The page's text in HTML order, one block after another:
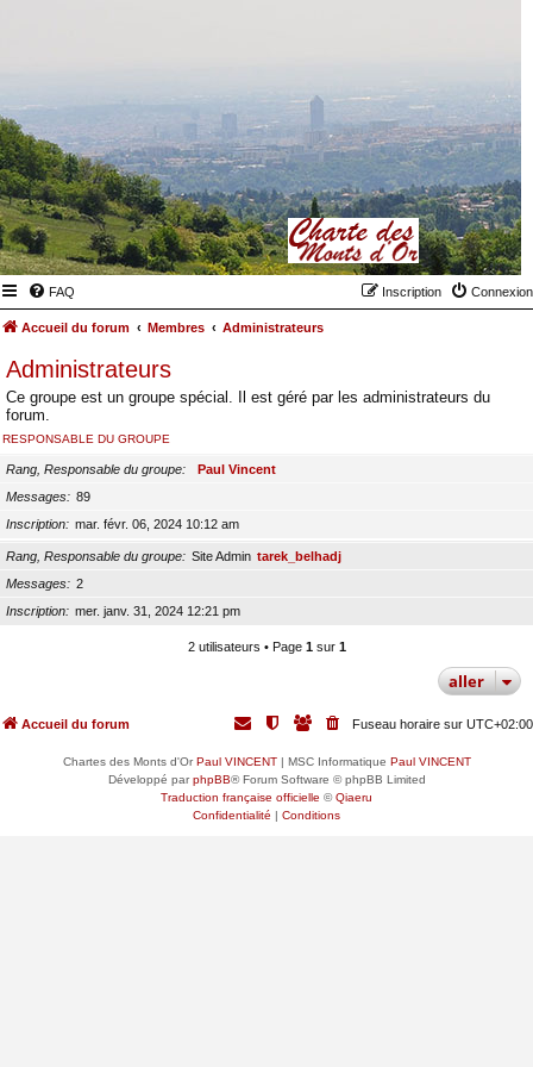
FAQ Connexion
Inscription
Accueil du forum Membres Administrateurs
Administrateurs
Ce groupe est un groupe spécial. Il est géré par les administrateurs du
forum.
RESPONSABLE DU GROUPE
Rang, Responsable du groupe
Paul Vincent
Messages
89
Inscription
mar. févr. 06, 2024 10:12 am
Rang, Responsable du groupe Site Admin tarek_belhadj
Messages
2
Inscription
mer. janv. 31, 2024 12:21 pm
2 utilisateurs • Page 1sur 1
aller
Accueil du forum Fuseau horaire sur UTC+02:00
Chartes des Monts d'OrPaul VINCENT| MSC Informatique Paul VINCENT
Développé parphpBB® Forum Software © phpBB Limited
Traduction française officielle ©Qiaeru
Confidentialité | Conditions